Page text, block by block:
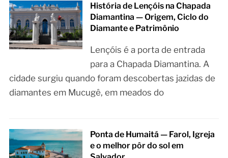
História de Lençóis na Chapada
Diamantina — Origem, Ciclo do
Diamante e Patrimônio
Lençóis é a porta de entrada
para a Chapada Diamantina. A
cidade surgiu quando foram descobertas jazidas de
diamantes em Mucugê, em meados do
Ponta de Humaitá — Farol, Igreja
e o melhor pôr do sol em